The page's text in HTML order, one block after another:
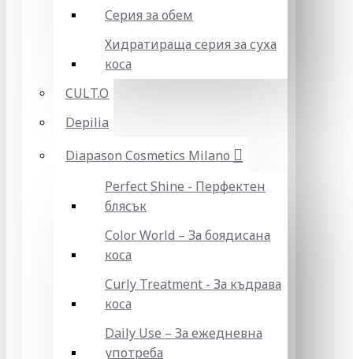
Серия за обем
Хидратираща серия за суха
коса
CULT.O
Depilia
Diapason Cosmetics Milano
Perfect Shine - Перфектен
блясък
Color World – За боядисана
коса
Curly Treatment - За къдрава
коса
Daily Use – За ежедневна
употреба